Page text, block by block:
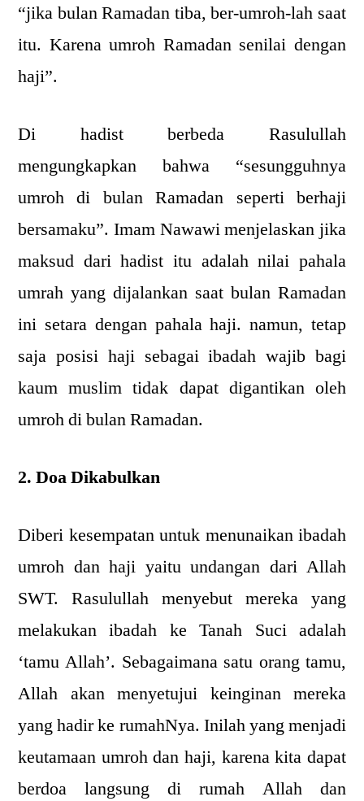
“jika bulan Ramadan tiba, ber-umroh-lah saat
itu. Karena umroh Ramadan senilai dengan
haji”.
Di hadist berbeda Rasulullah
mengungkapkan bahwa “sesungguhnya
umroh di bulan Ramadan seperti berhaji
bersamaku”. Imam Nawawi menjelaskan jika
maksud dari hadist itu adalah nilai pahala
umrah yang dijalankan saat bulan Ramadan
ini setara dengan pahala haji. namun, tetap
saja posisi haji sebagai ibadah wajib bagi
kaum muslim tidak dapat digantikan oleh
umroh di bulan Ramadan.
2. Doa Dikabulkan
Diberi kesempatan untuk menunaikan ibadah
umroh dan haji yaitu undangan dari Allah
SWT. Rasulullah menyebut mereka yang
melakukan ibadah ke Tanah Suci adalah
‘tamu Allah’. Sebagaimana satu orang tamu,
Allah akan menyetujui keinginan mereka
yang hadir ke rumahNya. Inilah yang menjadi
keutamaan umroh dan haji, karena kita dapat
berdoa langsung di rumah Allah dan